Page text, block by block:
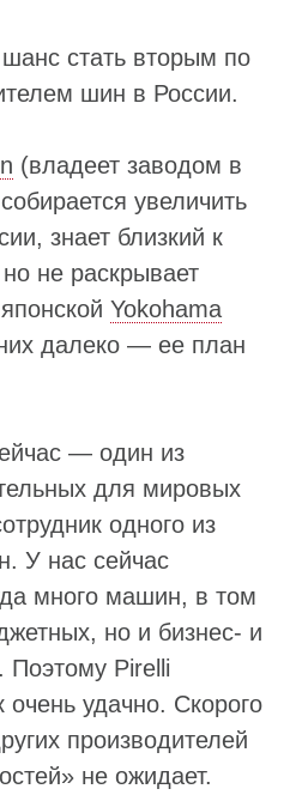
стать вторым по
шин в России.
(владеет заводом в
увеличить
знает близкий к
не раскрывает
Yokohama
далеко — ее план
— один из
для мировых
одного из
У нас сейчас
много машин, в том
но и бизнес- и
Поэтому Pirelli
удачно. Скорого
производителей
не ожидает.